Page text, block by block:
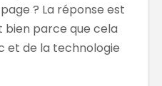
? La réponse est
bien parce que cela
et de la technologie